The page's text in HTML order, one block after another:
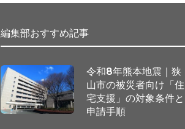
編集部おすすめ記事
令和8年熊本地震｜狭
山市の被災者向け「住
宅支援」の対象条件と
申請手順